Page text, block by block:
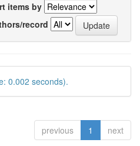
items by
record
0.002 seconds).
previous 1 next